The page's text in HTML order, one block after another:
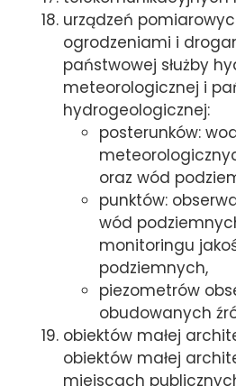
urządzeń
ogrodzeniami i
państwowej służby
meteorologicznej i
hydrogeologicznej:
posterunków:
oraz wód
punktów:
wód
monitoringu
podziemnych,
piezometrów
obudowanych
obiektów małej
obiektów małej
miejscach